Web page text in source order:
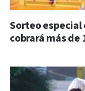
Sorteo
cobrará más de